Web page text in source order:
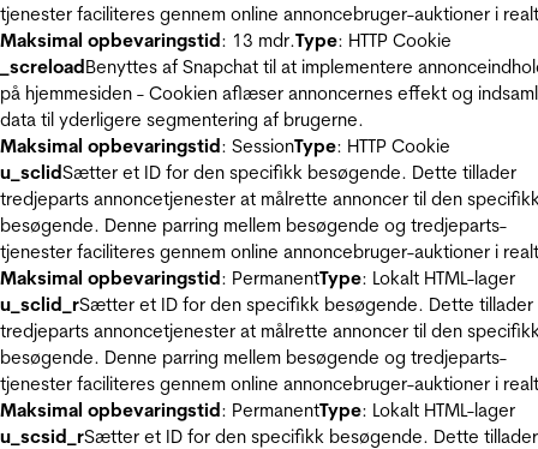
tjenester faciliteres gennem online annoncebruger-auktioner i
Maksimal opbevaringstid: 13 mdr.Type: HTTP Cookie
_screloadBenyttes af Snapchat til at implementere
på hjemmesiden - Cookien aflæser annoncernes effekt og
data til yderligere segmentering af brugerne.
Maksimal opbevaringstid: SessionType: HTTP Cookie
u_sclidSætter et ID for den specifikk besøgende. Dette tillader
tredjeparts annoncetjenester at målrette annoncer til den
besøgende. Denne parring mellem besøgende og tredjeparts-
tjenester faciliteres gennem online annoncebruger-auktioner i
Maksimal opbevaringstid: PermanentType: Lokalt HTML-lager
u_sclid_rSætter et ID for den specifikk besøgende. Dette tillader
tredjeparts annoncetjenester at målrette annoncer til den
besøgende. Denne parring mellem besøgende og tredjeparts-
tjenester faciliteres gennem online annoncebruger-auktioner i
Maksimal opbevaringstid: PermanentType: Lokalt HTML-lager
u_scsid_rSætter et ID for den specifikk besøgende. Dette tillader